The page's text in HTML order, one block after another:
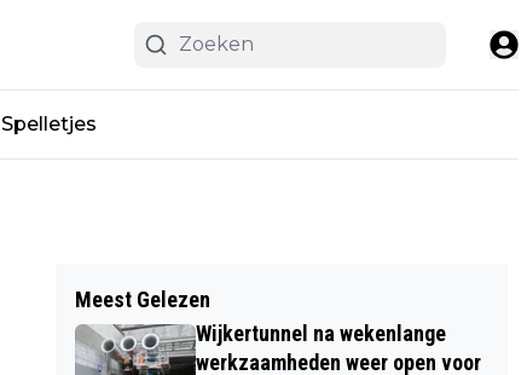
Spelletjes
Meest Gelezen
Wijkertunnel na wekenlange
werkzaamheden weer open voor